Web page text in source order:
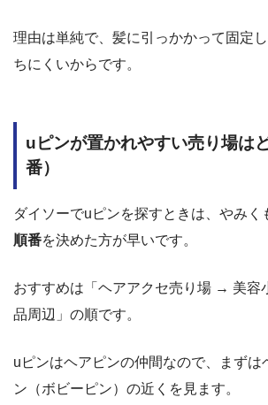
理由は単純で、髪に引っかかって固定
ちにくいからです。
uピンが置かれやすい売り場は
番）
ダイソーでuピンを探すときは、やみく
順番を決めた方が早いです。
おすすめは「ヘアアクセ売り場 → 美
品周辺」の順です。
uピンはヘアピンの仲間なので、まずは
ン（ボビーピン）の近くを見ます。